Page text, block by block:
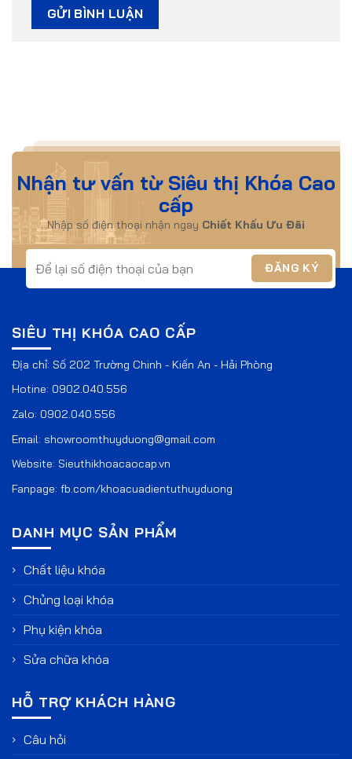
Nhận tư vấn từ Siêu thị Khóa Cao
cấp
Nhập số điện thoại nhận ngay Chiết Khấu Ưu Đãi
SIÊU THỊ KHÓA CAO CẤP
Địa chỉ: Số 202 Trường Chinh - Kiến An - Hải Phòng
Hotine: 0902.040.556
Zalo: 0902.040.556
Email: showroomthuyduong@gmail.com
Website: Sieuthikhoacaocap.vn
Fanpage: fb.com/khoacuadientuthuyduong
DANH MỤC SẢN PHẨM
Chất liệu khóa
Chủng loại khóa
Phụ kiện khóa
Sửa chữa khóa
HỖ TRỢ KHÁCH HÀNG
Câu hỏi